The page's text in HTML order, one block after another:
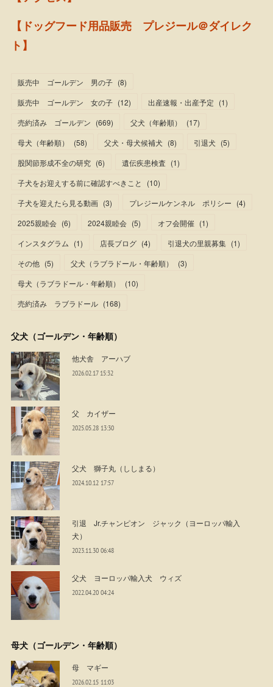
【ドッグフード用品販売 プレジール＠ダイレク
ト】
販売中 ゴールデン 男の子 (8)
販売中 ゴールデン 女の子 (12) 出産速報・出産予定 (1)
売約済み ゴールデン (669) 父犬（年齢順） (17)
母犬（年齢順）
(58) 父犬・母犬候補犬 (8) 引退犬 (5)
股関節形成不全の研究 (6) 遺伝疾患検査 (1)
子犬をお迎えする前に確認すべきこと
(10)
子犬を迎えたら見る動画 (3) プレジールケンネル ポリシー (4)
2025親睦会 (6) 2024親睦会 (5) オフ会開催 (1)
インスタグラム (1) 店長ブログ (4) 引退犬の里親募集 (1)
その他 (5) 父犬（ラブラドール・年齢順） (3)
母犬（ラブラドール・年齢順）
(10)
売約済み ラブラドール (168)
父犬（ゴールデン・年齢順）
他犬舎 アーハブ
2026.02.17 15:32
父 カイザー
2025.05.28 13:30
父犬 獅子丸（ししまる）
2024.10.12 17:57
引退 Jr.チャンピオン ジャック（ヨーロッパ輸入
犬）
2023.11.30 06:48
父犬 ヨーロッパ輸入犬 ウィズ
2022.04.20 04:24
母犬（ゴールデン・年齢順）
母 マギー
2026.02.15 11:03